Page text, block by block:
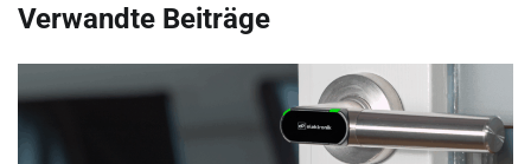
Verwandte Beiträge